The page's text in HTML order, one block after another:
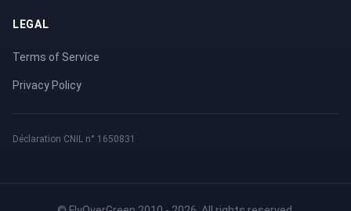
LEGAL
Terms of Service
Privacy Policy
Déclaration CNIL n° 1650831